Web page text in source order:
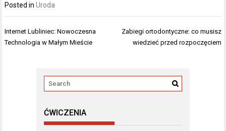
Posted inUroda
Nawigacja
wpisu
Internet Lubliniec: Nowoczesna
Technologia w Małym Mieście
Zabiegi ortodontyczne: co musisz
wiedzieć przed rozpoczęciem
ĆWICZENIA